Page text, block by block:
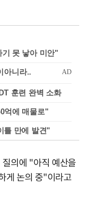
못 낳아 미안"
훈련 완벽 소화
억에 매물로"
틀 만에 발견"
의에 "아직 예산을
게 논의 중"이라고